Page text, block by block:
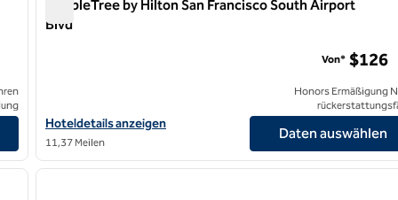
DoubleTree by Hilton San Francisco South Airport
Blvd
Hoteldetails für DoubleTree by Hilton San Francisco South
Hoteldetails anzeigen
11,37 Meilen
Von* $126
Honors Ermäßigung
Daten auswählen
/12
nächstes Bild
1
1 von 12